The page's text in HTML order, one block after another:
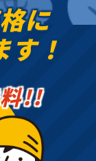
に
す！
料!!